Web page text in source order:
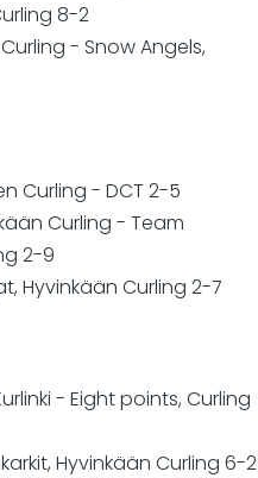
8-2
- Snow Angels,
Curling - DCT 2-5
Curling - Team
2-9
Hyvinkään Curling 2-7
- Eight points, Curling
Hyvinkään Curling 6-2